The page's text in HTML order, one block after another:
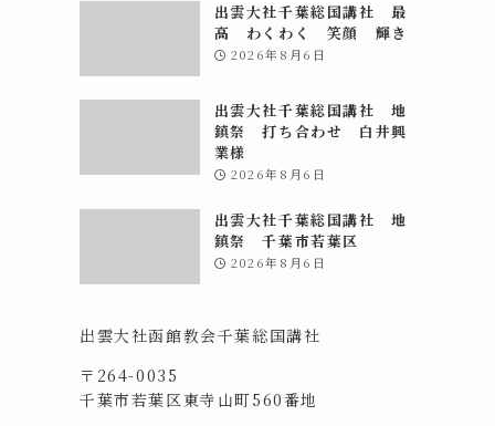
出雲大社千葉総国講社 最
高 わくわく 笑顔 輝き
2026年8月6日
出雲大社千葉総国講社 地
鎮祭 打ち合わせ 白井興
業様
2026年8月6日
出雲大社千葉総国講社 地
鎮祭 千葉市若葉区
2026年8月6日
出雲大社函館教会千葉総国講社
〒264-0035
千葉市若葉区東寺山町560番地